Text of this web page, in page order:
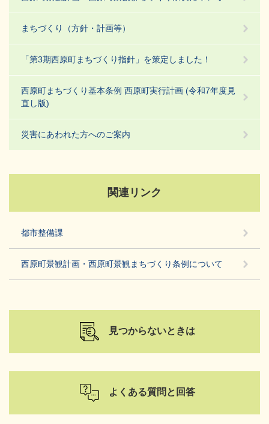
まちづくり（方針・計画等）
「第3期西原町まちづくり指針」を策定しました！
西原町まちづくり基本条例 西原町実行計画 (令和7年度見
直し版)
災害にあわれた方へのご案内
関連リンク
都市整備課
西原町景観計画・西原町景観まちづくり条例について
見つからないときは
よくある質問と回答